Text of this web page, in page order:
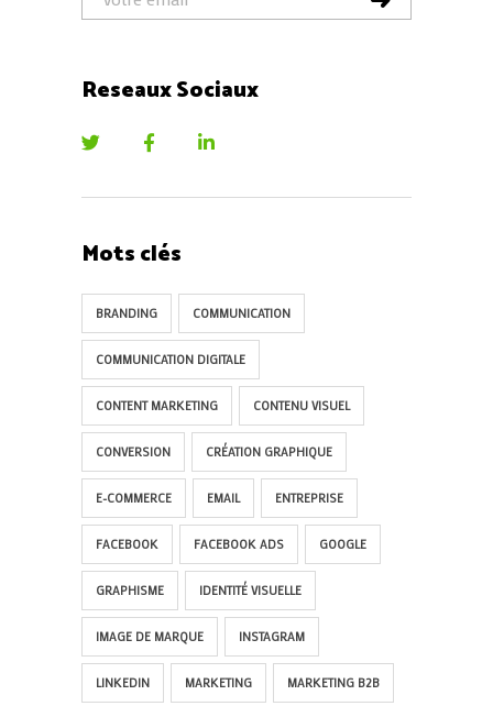
Reseaux Sociaux
Mots clés
BRANDING COMMUNICATION
COMMUNICATION DIGITALE
CONTENT MARKETING CONTENU VISUEL
CONVERSION CRÉATION GRAPHIQUE
E-COMMERCE EMAIL ENTREPRISE
FACEBOOK FACEBOOK ADS GOOGLE
GRAPHISME IDENTITÉ VISUELLE
IMAGE DE MARQUE INSTAGRAM
LINKEDIN MARKETING MARKETING B2B